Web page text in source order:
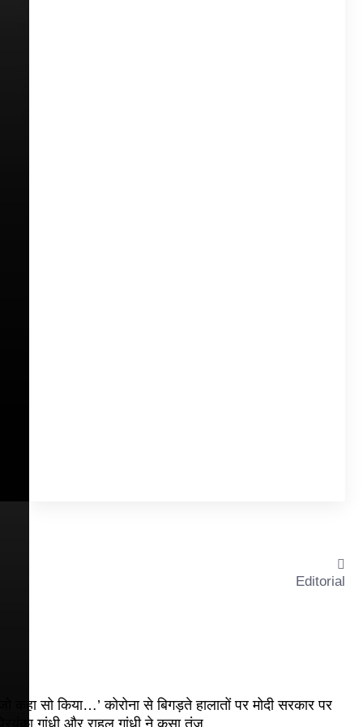
Editorial
‘जो कहा सो किया…’ कोरोना से बिगड़ते हालातों पर मोदी सरकार पर